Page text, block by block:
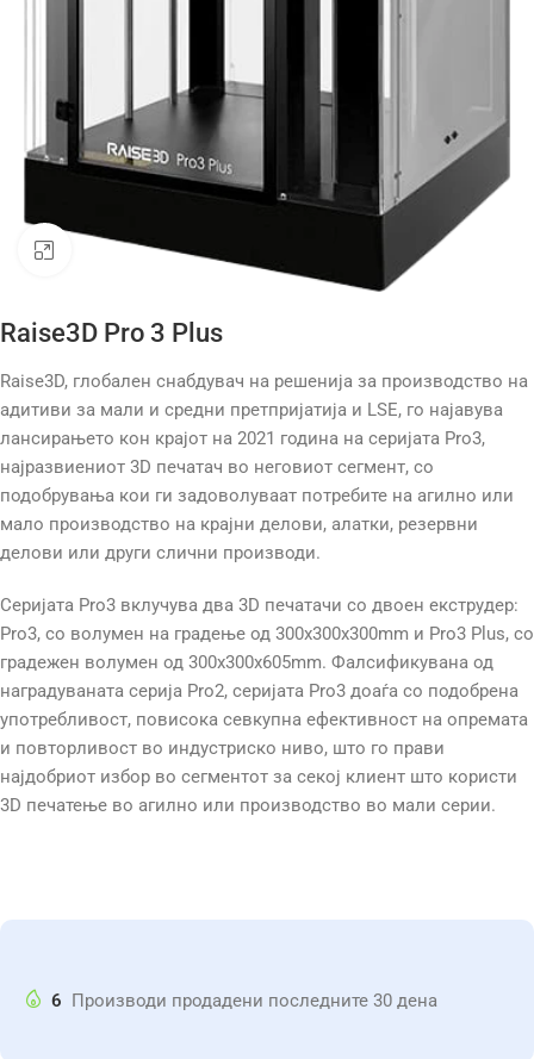
Click to enlarge
Raise3D Pro 3 Plus
Raise3D, глобален снабдувач на решенија за производство на
адитиви за мали и средни претпријатија и LSE, го најавува
лансирањето кон крајот на 2021 година на серијата Pro3,
најразвиениот 3D печатач во неговиот сегмент, со
подобрувања кои ги задоволуваат потребите на агилно или
мало производство на крајни делови, алатки, резервни
делови или други слични производи.
Серијата Pro3 вклучува два 3D печатачи со двоен екструдер:
Pro3, со волумен на градење од 300x300x300mm и Pro3 Plus, со
градежен волумен од 300x300x605mm. Фалсификувана од
наградуваната серија Pro2, серијата Pro3 доаѓа со подобрена
употребливост, повисока севкупна ефективност на опремата
и повторливост во индустриско ниво, што го прави
најдобриот избор во сегментот за секој клиент што користи
3D печатење во агилно или производство во мали серии.
6 Производи продадени последните 30 дена